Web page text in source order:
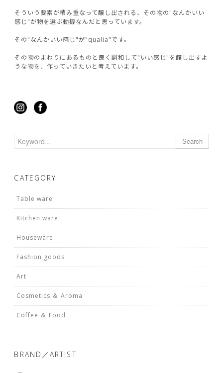
そういう要素が積み重なって醸し出される、その物の"なんかいい
感じ"が物を選ぶ動機なんだと思っています。
その"なんかいい感じ"が"qualia"です。
その物のまわりにあるものと良く調和して"いい感じ"を醸し出すよ
うな物を、作っていきたいと考えています。
Search
CATEGORY
Table ware
Kitchen ware
Houseware
Fashion goods
Art
Cosmetics ＆ Aroma
Coffee ＆ Food
BRAND／ARTIST